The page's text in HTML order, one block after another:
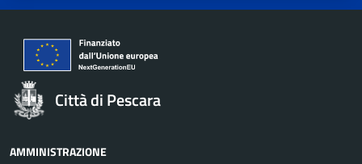
Città di Pescara
AMMINISTRAZIONE